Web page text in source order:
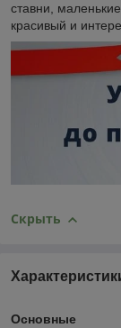
ставни,
красивый и
Скрыть
Основные